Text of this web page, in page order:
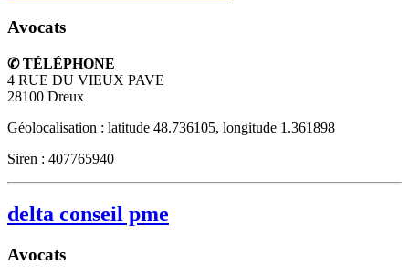
Avocats
✆ TÉLÉPHONE
4 RUE DU VIEUX PAVE
28100 Dreux
Géolocalisation : latitude 48.736105, longitude 1.361898
Siren : 407765940
delta conseil pme
Avocats